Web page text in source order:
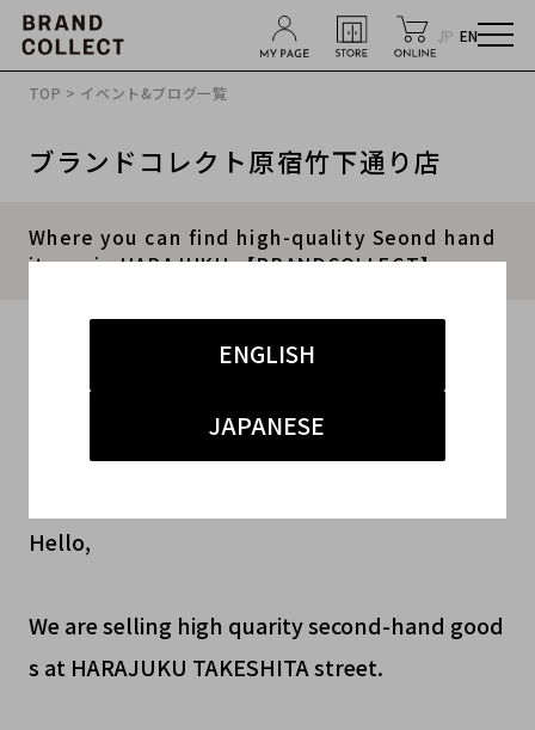
JP EN
ENGLISH
JAPANESE
TOP > イベント&ブログ一覧
ブランドコレクト原宿竹下通り店
Where you can find high-quality Seond hand
items in HARAJUKU.【BRANDCOLLECT】
#secondhand
#LOUISVUITTON
#takeshita
Hello,
We are selling high quarity second-hand good
s at HARAJUKU TAKESHITA street.